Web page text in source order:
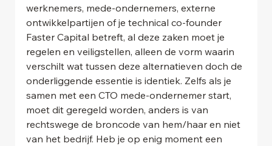
werknemers, mede-ondernemers, externe
ontwikkelpartijen of je technical co-founder
Faster Capital betreft, al deze zaken moet je
regelen en veiligstellen, alleen de vorm waarin
verschilt wat tussen deze alternatieven doch de
onderliggende essentie is identiek. Zelfs als je
samen met een CTO mede-ondernemer start,
moet dit geregeld worden, anders is van
rechtswege de broncode van hem/haar en niet
van het bedrijf. Heb je op enig moment een